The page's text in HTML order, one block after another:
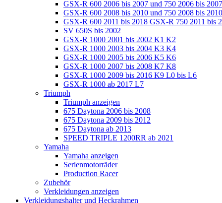
GSX-R 600 2006 bis 2007 und 750 2006 bis
GSX-R 600 2008 bis 2010 und 750 2008 bis
GSX-R 600 2011 bis 2018 GSX-R 750 2011 bis
SV 650S bis 2002
GSX-R 1000 2001 bis 2002 K1 K2
GSX-R 1000 2003 bis 2004 K3 K4
GSX-R 1000 2005 bis 2006 K5 K6
GSX-R 1000 2007 bis 2008 K7 K8
GSX-R 1000 2009 bis 2016 K9 L0 bis L6
GSX-R 1000 ab 2017 L7
Triumph
Triumph anzeigen
675 Daytona 2006 bis 2008
675 Daytona 2009 bis 2012
675 Daytona ab 2013
SPEED TRIPLE 1200RR ab 2021
Yamaha
Yamaha anzeigen
Serienmotorräder
Production Racer
Zubehör
Verkleidungen anzeigen
Verkleidungshalter und Heckrahmen